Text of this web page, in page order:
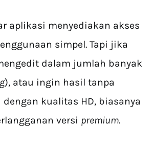
aplikasi menyediakan akses
simpel. Tapi jika
dalam jumlah banyak
), atau ingin hasil tanpa
dengan kualitas HD, biasanya
versi premium.